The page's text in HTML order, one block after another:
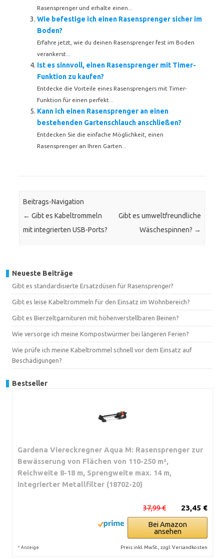
Rasensprenger und erhalte einen...
Wie befestige ich einen Rasensprenger sicher im
Boden?
Erfahre jetzt, wie du deinen Rasensprenger fest im Boden
verankerst...
Ist es sinnvoll, einen Rasensprenger mit Timer-
Funktion zu kaufen?
Entdecke die Vorteile eines Rasensprengers mit Timer-
Funktion für einen perfekt...
Kann ich einen Rasensprenger an einen
bestehenden Gartenschlauch anschließen?
Entdecken Sie die einfache Möglichkeit, einen
Rasensprenger an Ihren Garten...
Beitrags-Navigation
← Gibt es Kabeltrommeln
mit integrierten USB-Ports?
Gibt es umweltfreundliche
Wäschespinnen? →
Neueste Beiträge
Gibt es standardisierte Ersatzdüsen für Rasensprenger?
Gibt es leise Kabeltrommeln für den Einsatz im Wohnbereich?
Gibt es Bierzeltgarnituren mit höhenverstellbaren Beinen?
Wie versorge ich meine Kompostwürmer bei längeren Ferien?
Wie prüfe ich meine Kabeltrommel schnell vor dem Einsatz auf
Beschädigungen?
Bestseller
Gardena Viereckregner Aqua M: Rasensprenger zur
Bewässerung von Flächen von 110-250 m²,
Reichweite 8-18 m, Sprengweite max. 14 m,
integrierter Metallfilter (18702-20)
23,45 €
37,99 €
Bei Amazon
ansehen
* Anzeige Preis inkl. MwSt., zzgl. Versandkosten